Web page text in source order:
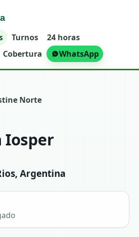
Turnos
24 horas
Cobertura WhatsApp
Norte
Iosper
Argentina